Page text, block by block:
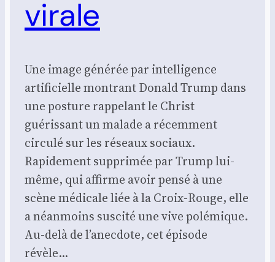
virale
Une image générée par intelligence
artificielle montrant Donald Trump dans
une posture rappelant le Christ
guérissant un malade a récemment
circulé sur les réseaux sociaux.
Rapidement supprimée par Trump lui-
même, qui affirme avoir pensé à une
scène médicale liée à la Croix-Rouge, elle
a néanmoins suscité une vive polémique.
Au-delà de l’anecdote, cet épisode
révèle…